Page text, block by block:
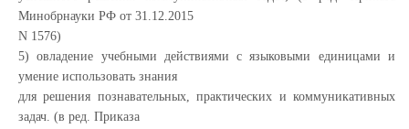
Минобрнауки РФ от 31.12.2015
N 1576)
5) овладение учебными действиями с языковыми единицами и
умение использовать знания
для решения познавательных, практических и коммуникативных
задач. (в ред. Приказа